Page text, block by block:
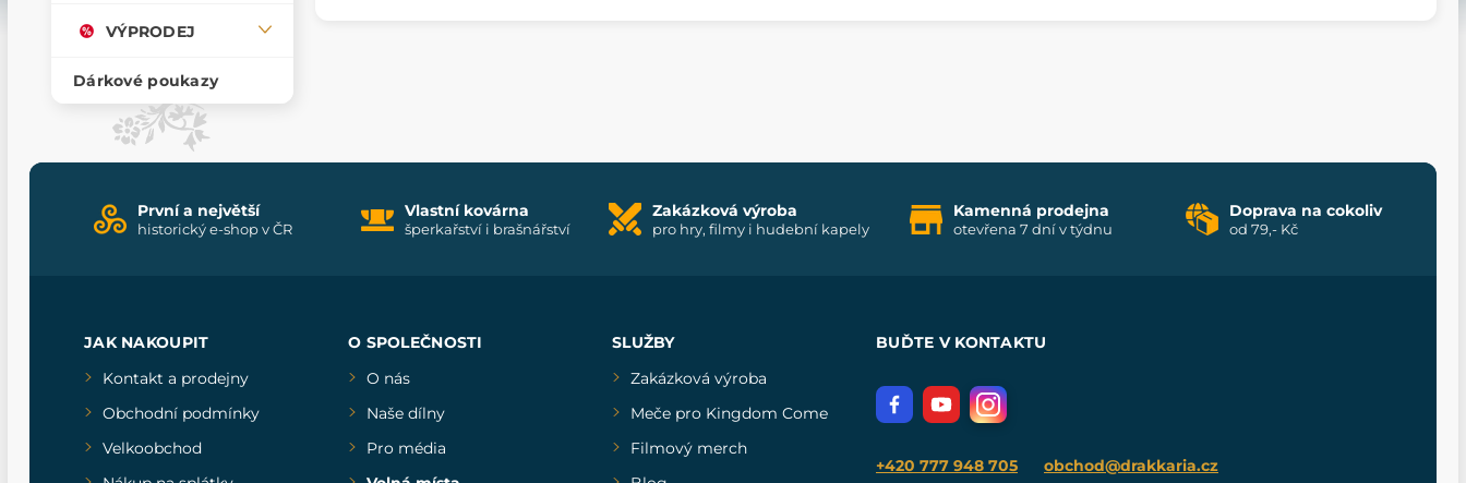
VÝPRODEJ
Dárkové poukazy
První a největší
historický e-shop v ČR
Vlastní kovárna
šperkařství i brašnářství
Zakázková výroba
pro hry, filmy i hudební kapely
Kamenná prodejna
otevřena 7 dní v týdnu
Doprava na cokoliv
od 79,- Kč
JAK NAKOUPIT
Kontakt a prodejny
Obchodní podmínky
Velkoobchod
O SPOLEČNOSTI
O nás
Naše dílny
Pro média
SLUŽBY
Zakázková výroba
Meče pro Kingdom Come
Filmový merch
BUĎTE V KONTAKTU
+420 777 948 705 obchod@drakkaria.cz